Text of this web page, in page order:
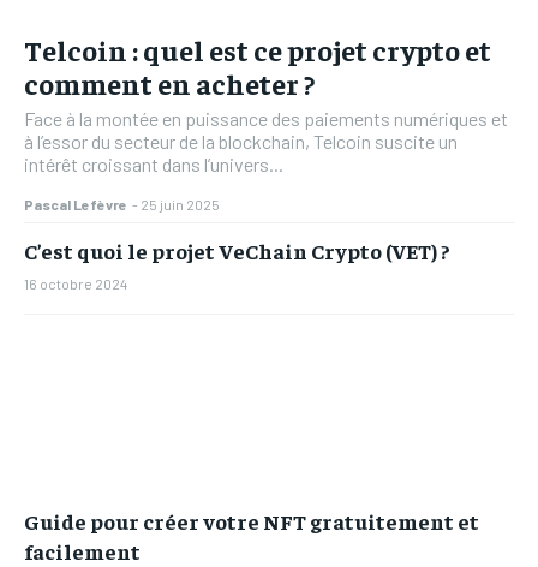
Telcoin : quel est ce projet crypto et
comment en acheter ?
Face à la montée en puissance des paiements numériques et
à l’essor du secteur de la blockchain, Telcoin suscite un
intérêt croissant dans l’univers...
Pascal Lefèvre - 25 juin 2025
C’est quoi le projet VeChain Crypto (VET) ?
16 octobre 2024
Guide pour créer votre NFT gratuitement et
facilement